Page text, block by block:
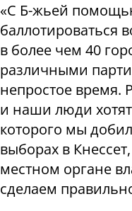
«С Б-жьей
баллотироваться
в более чем 40
различными
непростое
и наши люди
которого мы
выборах в
местном органе
сделаем